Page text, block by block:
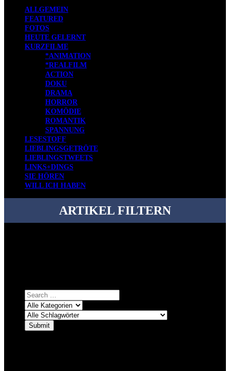
ALLGEMEIN
FEATURED
FOTOS
HEUTE GELERNT
KURZFILME
*ANIMATION
*REALFILM
ACTION
DOKU
DRAMA
HORROR
KOMÖDIE
ROMANTIK
SPANNUNG
LESESTOFF
LIEBLINGSGETRÖTE
LIEBLINGSTWEETS
LINKS+DINGS
SIE HÖREN
WILL ICH HABEN
ARTIKEL FILTERN